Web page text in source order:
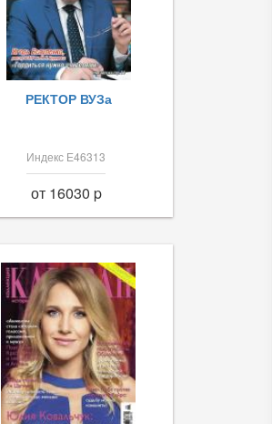
РЕКТОР ВУЗа
Индекс Е46313
от 16030 p